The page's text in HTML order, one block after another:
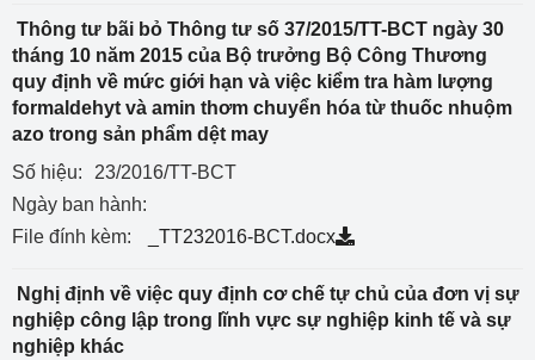
Thông tư bãi bỏ Thông tư số 37/2015/TT-BCT ngày 30
tháng 10 năm 2015 của Bộ trưởng Bộ Công Thương
quy định về mức giới hạn và việc kiểm tra hàm lượng
formaldehyt và amin thơm chuyển hóa từ thuốc nhuộm
azo trong sản phẩm dệt may
Số hiệu:
23/2016/TT-BCT
Ngày ban hành:
File đính kèm:
_TT232016-BCT.docx
Nghị định về việc quy định cơ chế tự chủ của đơn vị sự
nghiệp công lập trong lĩnh vực sự nghiệp kinh tế và sự
nghiệp khác